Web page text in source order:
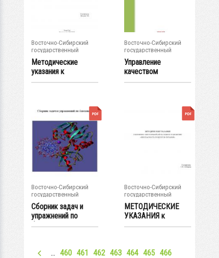
Восточно-Сибирский
государственный
университет...
Методические
указания к
практическим
Восточно-Сибирский
государственный
университет...
Управление
качеством
продуктов
Восточно-Сибирский
государственный
университет...
Сборник задач и
упражнений по
биохимии
Восточно-Сибирский
государственный
университет...
МЕТОДИЧЕСКИЕ
УКАЗАНИЯ к
выполнению...
… 460 461 462 463 464 465 466